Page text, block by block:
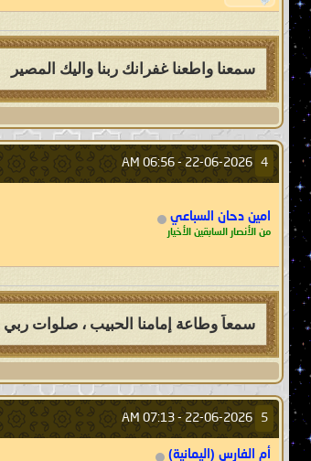
سمعنا واطعنا غفرانك ربنا واليك المصير
4
22-06-2026 -
06:56 AM
امين دحان السباعي
من الأنصار السابقين الأخيار
سمعاً وطاعة إمامنا الحبيب ، صلوات
5
22-06-2026 -
07:13 AM
أم الفارس (اليمانية)